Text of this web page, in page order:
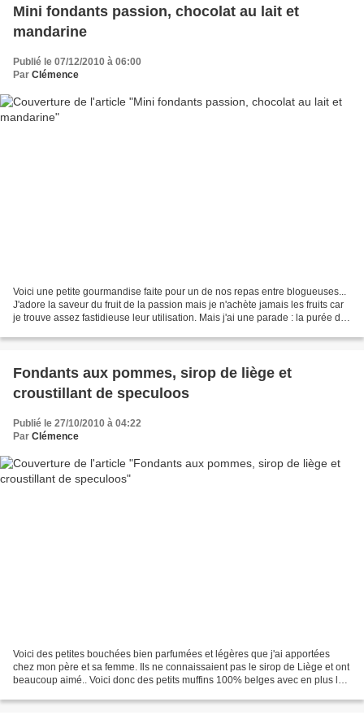
Mini fondants passion, chocolat au lait et
mandarine
Publié le 07/12/2010 à 06:00
Par Clémence
Voici une petite gourmandise faite pour un de nos repas entre blogueuses...
J'adore la saveur du fruit de la passion mais je n'achète jamais les fruits car
je trouve assez fastidieuse leur utilisation. Mais j'ai une parade : la purée de
Fondants aux pommes, sirop de liège et
croustillant de speculoos
Publié le 27/10/2010 à 04:22
Par Clémence
Voici des petites bouchées bien parfumées et légères que j'ai apportées
chez mon père et sa femme. Ils ne connaissaient pas le sirop de Liège et ont
beaucoup aimé.. Voici donc des petits muffins 100% belges avec en plus le